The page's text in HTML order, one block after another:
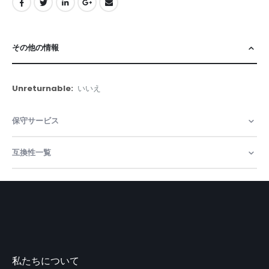
その他の情報
そ
の
情
報
いいえ
保守サービス
互換性一覧
私たちについて